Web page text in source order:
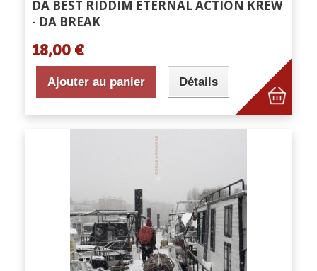
DA BEST RIDDIM ETERNAL ACTION KREW
- DA BREAK
18,00 €
Ajouter au panier Détails